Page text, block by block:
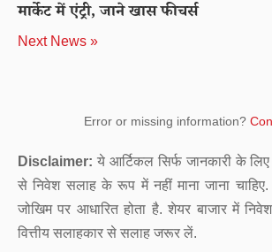
मार्केट में एंट्री, जाने खास फीचर्स
Next News »
Error or missing information?
Disclaimer: ये आर्टिकल सिर्फ जानकारी के
से निवेश सलाह के रूप में नहीं माना जाना
जोखिम पर आधारित होता है. शेयर बाजार में
वित्तीय सलाहकार से सलाह जरूर लें.